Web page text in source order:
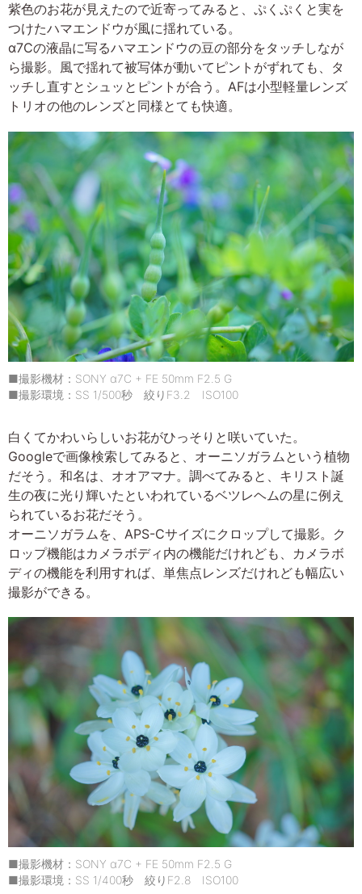
紫色のお花が見えたので近寄ってみると、ぷくぷくと実を
つけたハマエンドウが風に揺れている。
α7Cの液晶に写るハマエンドウの豆の部分をタッチしなが
ら撮影。風で揺れて被写体が動いてピントがずれても、タ
ッチし直すとシュッとピントが合う。AFは小型軽量レンズ
トリオの他のレンズと同様とても快適。
■撮影機材：SONY α7C + FE 50mm F2.5 G
■撮影環境：SS 1/500秒 絞りF3.2 ISO100
白くてかわいらしいお花がひっそりと咲いていた。
Googleで画像検索してみると、オーニソガラムという植物
だそう。和名は、オオアマナ。調べてみると、キリスト誕
生の夜に光り輝いたといわれているベツレヘムの星に例え
られているお花だそう。
オーニソガラムを、APS-Cサイズにクロップして撮影。ク
ロップ機能はカメラボディ内の機能だけれども、カメラボ
ディの機能を利用すれば、単焦点レンズだけれども幅広い
撮影ができる。
■撮影機材：SONY α7C + FE 50mm F2.5 G
■撮影環境：SS 1/400秒 絞りF2.8 ISO100